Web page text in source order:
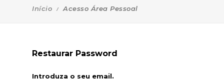
Início Acesso Área Pessoal
Restaurar Password
Introduza o seu email.